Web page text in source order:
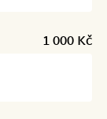
1 000 Kč